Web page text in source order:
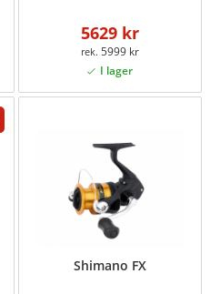
5629 kr
5999 kr
Shimano FX